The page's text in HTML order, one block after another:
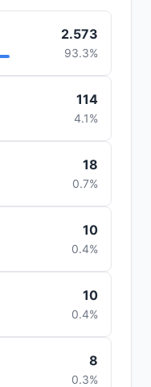
2.573
93.3%
114
4.1%
18
0.7%
10
0.4%
10
0.4%
8
0.3%